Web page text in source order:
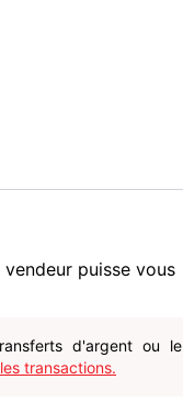
puisse vous
d'argent ou le
transactions.